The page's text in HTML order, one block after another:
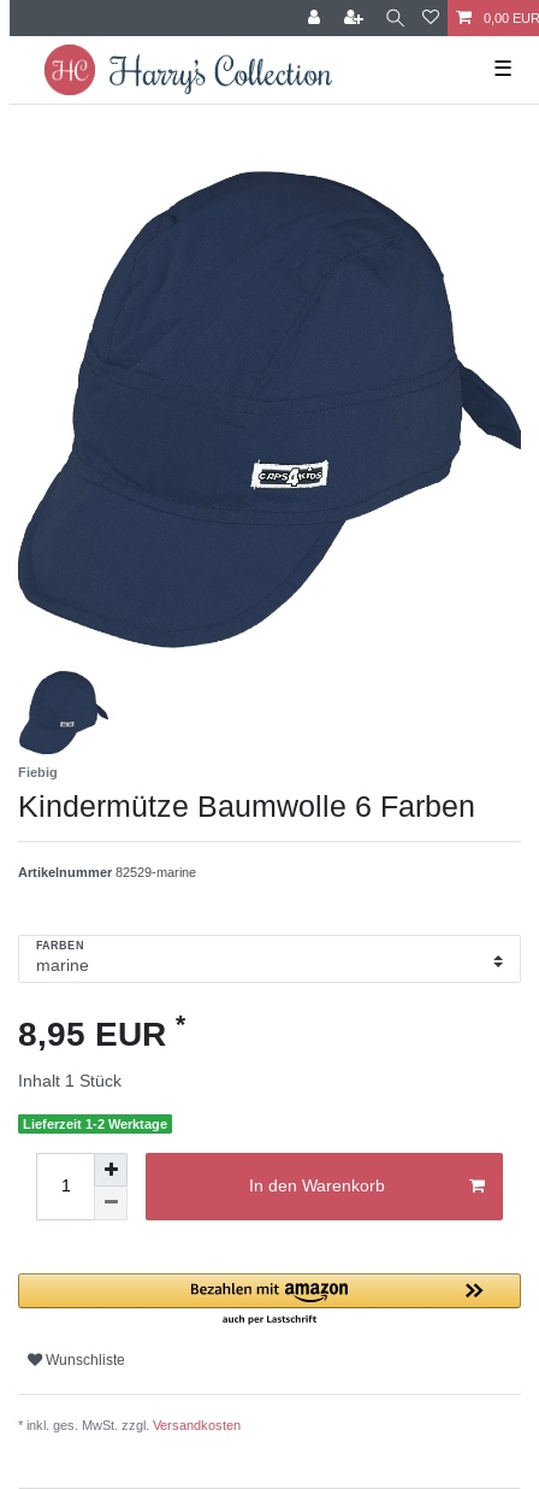
0,00 EUR
☰
Fiebig
Kindermütze Baumwolle 6 Farben
Artikelnummer 82529-marine
FARBEN
8,95 EUR *
Inhalt 1 Stück
Lieferzeit 1-2 Werktage
In den Warenkorb
Wunschliste
* inkl. ges. MwSt. zzgl. Versandkosten